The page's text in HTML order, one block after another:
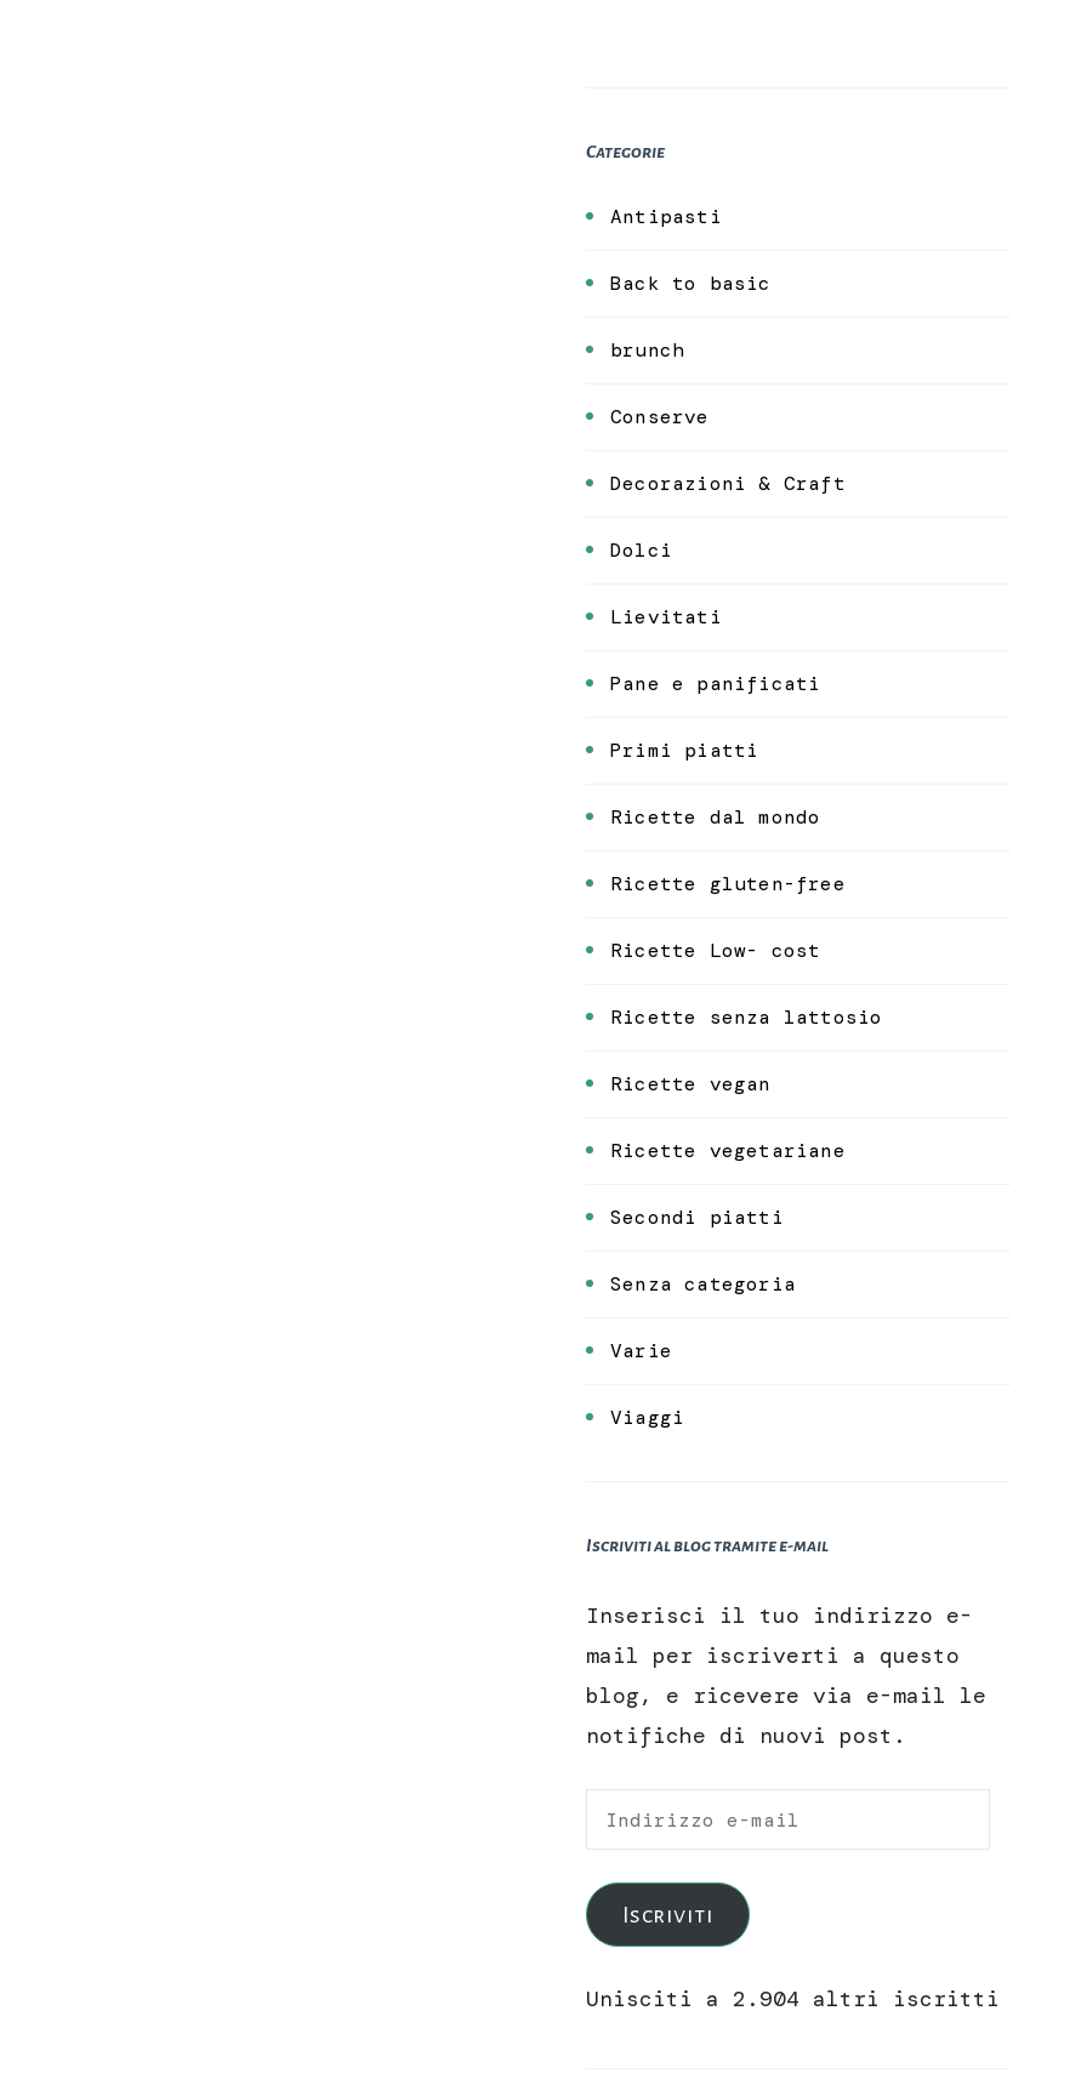
Categorie
Antipasti
Back to basic
brunch
Conserve
Decorazioni & Craft
Dolci
Lievitati
Pane e panificati
Primi piatti
Ricette dal mondo
Ricette gluten-free
Ricette Low- cost
Ricette senza lattosio
Ricette vegan
Ricette vegetariane
Secondi piatti
Senza categoria
Varie
Viaggi
Iscriviti al blog tramite e-mail
Inserisci il tuo indirizzo e-
mail per iscriverti a questo
blog, e ricevere via e-mail le
notifiche di nuovi post.
Indirizzo
mail
Iscriviti
Unisciti a 2.904 altri iscritti